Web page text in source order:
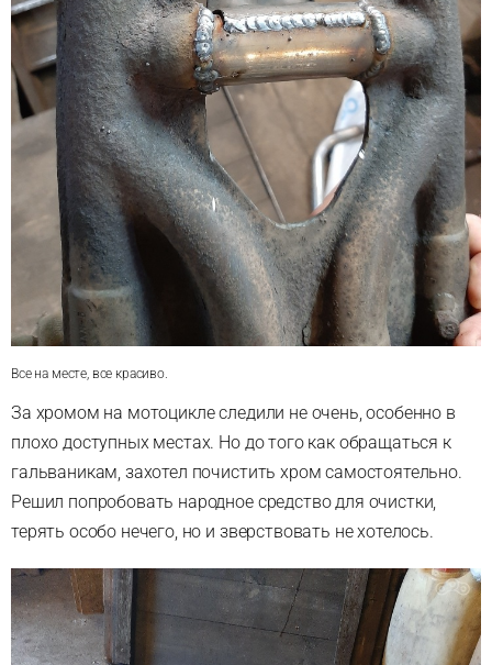
Все на месте, все красиво.
За хромом на мотоцикле следили не очень, особенно в
плохо доступных местах. Но до того как обращаться к
гальваникам, захотел почистить хром самостоятельно.
Решил попробовать народное средство для очистки,
терять особо нечего, но и зверствовать не хотелось.